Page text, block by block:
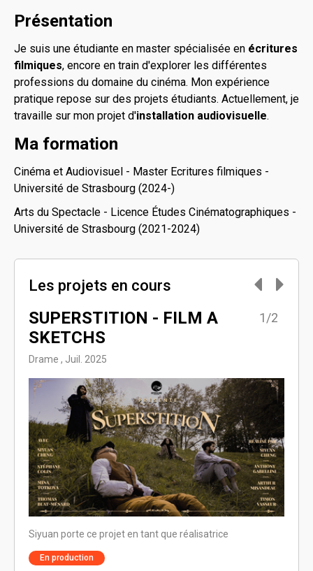
Présentation
Je suis une étudiante en master spécialisée en écritures
filmiques, encore en train d'explorer les différentes
professions du domaine du cinéma. Mon expérience
pratique repose sur des projets étudiants. Actuellement, je
travaille sur mon projet d'installation audiovisuelle.
Ma formation
Cinéma et Audiovisuel - Master Ecritures filmiques -
Université de Strasbourg (2024-)
Arts du Spectacle - Licence Études Cinématographiques -
Université de Strasbourg (2021-2024)
Les projets en cours
SUPERSTITION - FILM A
SKETCHS
Drame , Juil. 2025
1/2
Siyuan porte ce projet en tant que réalisatrice
En production